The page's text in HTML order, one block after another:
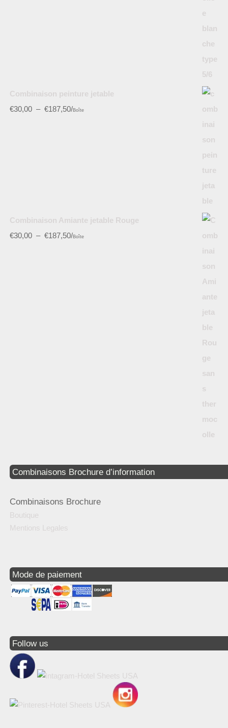
Combinaison peinture jetable
€30,00 – €187,50/Boîte
Combinaison Amiante jetable Rouge
€30,00 – €187,50/Boîte
Combinaisons Brochure d’information
Combinaisons Brochure
Boutique
Mentions Legales
Mode de paiement
Follow us